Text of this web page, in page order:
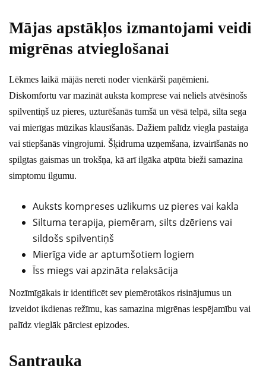
Mājas apstākļos izmantojami veidi
migrēnas atvieglošanai
Lēkmes laikā mājās nereti noder vienkārši paņēmieni.
Diskomfortu var mazināt auksta komprese vai neliels atvēsinošs
spilventiņš uz pieres, uzturēšanās tumšā un vēsā telpā, silta sega
vai mierīgas mūzikas klausīšanās. Dažiem palīdz viegla pastaiga
vai stiepšanās vingrojumi. Šķidruma uzņemšana, izvairīšanās no
spilgtas gaismas un trokšņa, kā arī ilgāka atpūta bieži samazina
simptomu ilgumu.
Auksts kompreses uzlikums uz pieres vai kakla
Siltuma terapija, piemēram, silts dzēriens vai
sildošs spilventiņš
Mierīga vide ar aptumšotiem logiem
Īss miegs vai apzināta relaksācija
Nozīmīgākais ir identificēt sev piemērotākos risinājumus un
izveidot ikdienas režīmu, kas samazina migrēnas iespējamību vai
palīdz vieglāk pārciest epizodes.
Santrauka